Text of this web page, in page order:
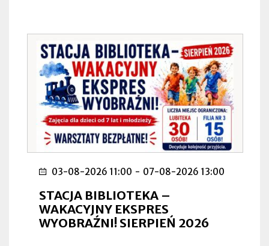
03-08-2026 11:00 - 07-08-2026 13:00
STACJA BIBLIOTEKA –
WAKACYJNY EKSPRES
WYOBRAŹNI! SIERPIEŃ 2026